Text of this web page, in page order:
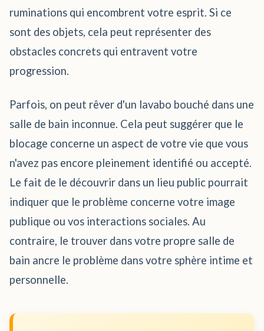
ruminations qui encombrent votre esprit. Si ce
sont des objets, cela peut représenter des
obstacles concrets qui entravent votre
progression.
Parfois, on peut rêver d'un lavabo bouché dans une
salle de bain inconnue. Cela peut suggérer que le
blocage concerne un aspect de votre vie que vous
n'avez pas encore pleinement identifié ou accepté.
Le fait de le découvrir dans un lieu public pourrait
indiquer que le problème concerne votre image
publique ou vos interactions sociales. Au
contraire, le trouver dans votre propre salle de
bain ancre le problème dans votre sphère intime et
personnelle.